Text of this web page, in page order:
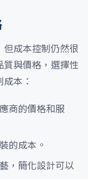
但成本控制仍然很
質與價格，選擇性
本：
商的價格和服
的成本。
，簡化設計可以